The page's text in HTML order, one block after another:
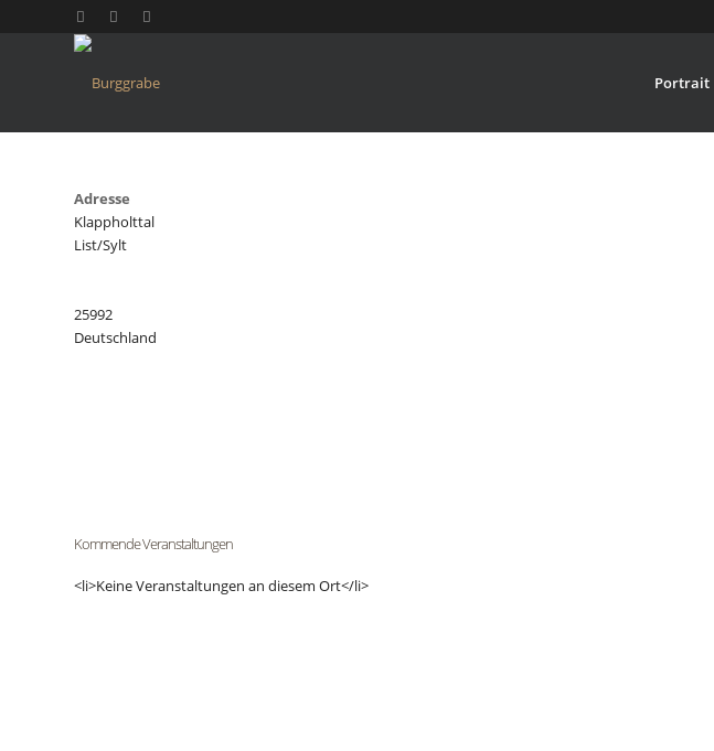
Portrait
Adresse
Klappholttal
List/Sylt
25992
Deutschland
Kommende Veranstaltungen
<li>Keine Veranstaltungen an diesem Ort</li>